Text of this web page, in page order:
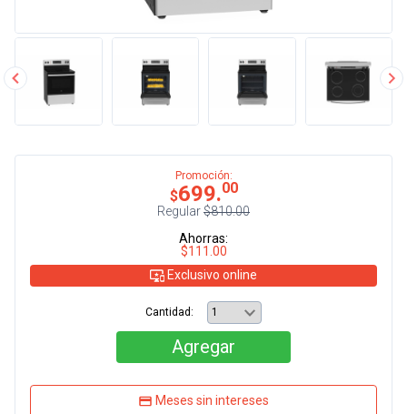
Promoción:
$699.00
Regular$810.00
Ahorras:
$111.00
Exclusivo online
Cantidad:
Agregar
Meses sin intereses